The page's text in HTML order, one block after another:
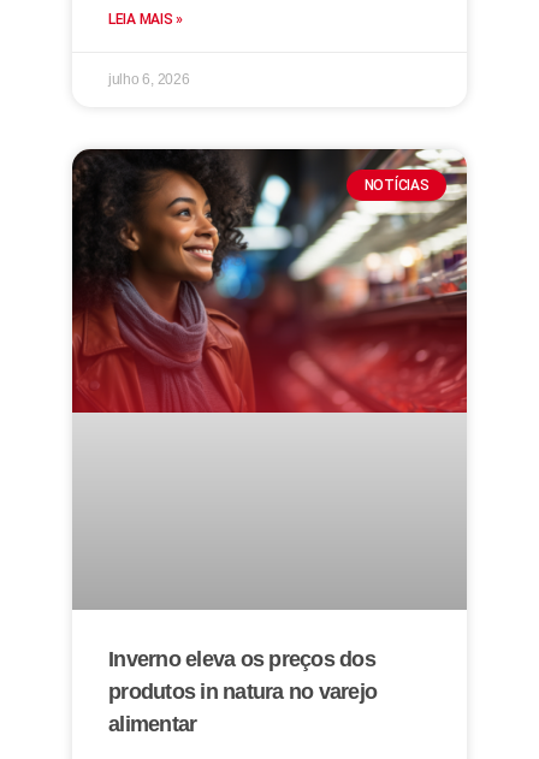
LEIA MAIS »
julho 6, 2026
NOTÍCIAS
Inverno eleva os preços dos
produtos in natura no varejo
alimentar